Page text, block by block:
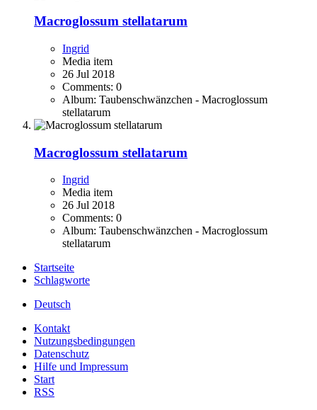
Macroglossum stellatarum
Ingrid
Media item
26 Jul 2018
Comments: 0
Album: Taubenschwänzchen - Macroglossum
stellatarum
Macroglossum stellatarum
Ingrid
Media item
26 Jul 2018
Comments: 0
Album: Taubenschwänzchen - Macroglossum
stellatarum
Startseite
Schlagworte
Deutsch
Kontakt
Nutzungsbedingungen
Datenschutz
Hilfe und Impressum
Start
RSS